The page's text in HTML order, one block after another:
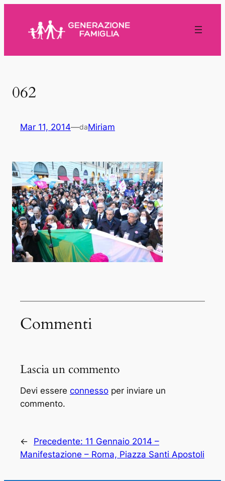
contenuto
062
Mar 11, 2014—daMiriam
Commenti
Lascia un commento
Devi essere connesso per inviare un
commento.
← Precedente: 11 Gennaio 2014 –
Manifestazione – Roma, Piazza Santi Apostoli